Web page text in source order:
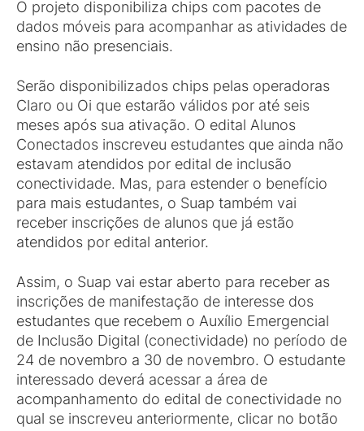
O projeto disponibiliza chips com pacotes de
dados móveis para acompanhar as atividades de
ensino não presenciais.
Serão disponibilizados chips pelas operadoras
Claro ou Oi que estarão válidos por até seis
meses após sua ativação. O edital Alunos
Conectados inscreveu estudantes que ainda não
estavam atendidos por edital de inclusão
conectividade. Mas, para estender o benefício
para mais estudantes, o Suap também vai
receber inscrições de alunos que já estão
atendidos por edital anterior.
Assim, o Suap vai estar aberto para receber as
inscrições de manifestação de interesse dos
estudantes que recebem o Auxílio Emergencial
de Inclusão Digital (conectividade) no período de
24 de novembro a 30 de novembro. O estudante
interessado deverá acessar a área de
acompanhamento do edital de conectividade no
qual se inscreveu anteriormente, clicar no botão